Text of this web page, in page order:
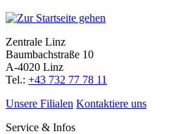
Zentrale Linz
Baumbachstraße 10
A-4020 Linz
Tel.: +43 732 77 78 11
Unsere Filialen Kontaktiere uns
Service & Infos